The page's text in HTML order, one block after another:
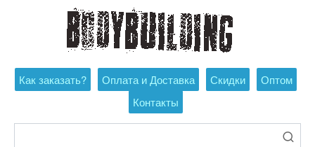
Как заказать? Оплата и Доставка Скидки
Оптом
Контакты